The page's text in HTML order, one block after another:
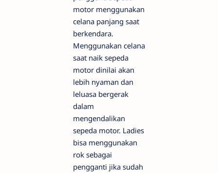
motor menggunakan
celana panjang saat
berkendara.
Menggunakan celana
saat naik sepeda
motor dinilai akan
lebih nyaman dan
leluasa bergerak
dalam
mengendalikan
sepeda motor. Ladies
bisa menggunakan
rok sebagai
pengganti jika sudah